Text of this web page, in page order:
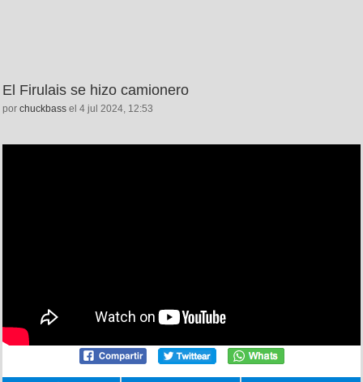
El Firulais se hizo camionero
por chuckbass el 4 jul 2024, 12:53